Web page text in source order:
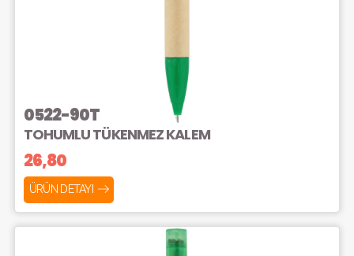
0522-90T
TOHUMLU TÜKENMEZ KALEM
26,80
ÜRÜN DETAYI